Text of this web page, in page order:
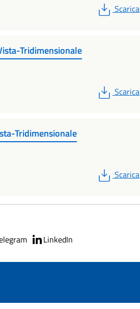
PDF
Scarica
Tridimensionale
PDF
Scarica
Tridimensionale
PDF
Scarica
LinkedIn